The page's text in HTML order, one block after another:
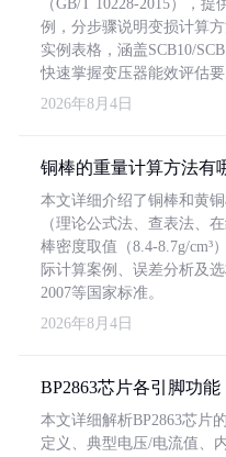
（GB/T 10228-2015），
例，分步骤说明变损计算
实例表格，涵盖SCB10/
快速掌握变压器能效评估要
2026年8月4日
铜棒的重量计算方法有
本文详细介绍了铜棒和黄
（理论公式法、查表法、
棒密度取值（8.4-8.7g/cm³
际计算案例、误差分析及
2007等国家标准。
2026年8月4日
BP2863芯片各引脚功能
本文详细解析BP2863芯片
定义、典型电压/电流值、